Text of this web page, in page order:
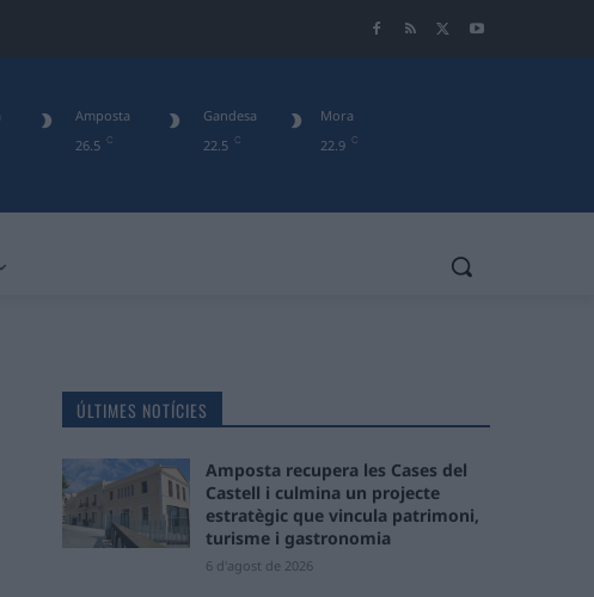
26.5 C
Amposta
22.5 C
Gandesa
22.9 C
Mora
ÚLTIMES NOTÍCIES
Amposta recupera les Cases del
Castell i culmina un projecte
estratègic que vincula patrimoni,
turisme i gastronomia
6 d'agost de 2026